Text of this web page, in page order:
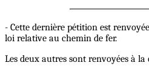
- Cette dernière pétition est
loi relative au chemin de fer.
Les deux autres sont renvoyées à